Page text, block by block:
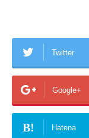
Twitter
Google+
B! Hatena